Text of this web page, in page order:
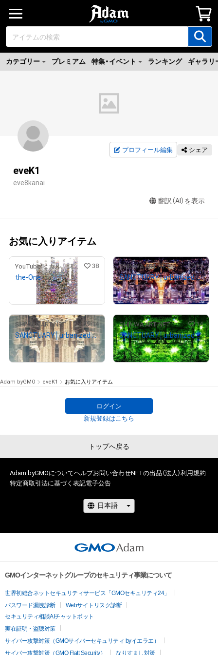
カテゴリー プレミアム 特集・イベント ランキング ギャラリ
プロフィール編集 シェア
eveK1
eve8kanai
翻訳（AI）を表示
お気に入りアイテム
YouTuberヒカル スペシャルコンテンツストア 38
the-One
9,900,000
SHINWA ART NFT 13
SANCTUARY│urbanized nature No.0386-2-5 Ed.1/1
¥390,000
SHINWA ART NFT 14
SANCTUARY│urbanized nature No.3407-3-1 Ed.1/10
¥180,000
SHINWA ART NFT 14
SANCTUARY│urbanized nature No.9075-4-1 Ed.1/4
¥158,000
Adam byGMO eveK1 お気に入りアイテム
ログイン
新規登録はこちら
トップへ戻る
Adam byGMOについてヘルプお問い合わせNFTの出品（法人）利用規約
特定商取引法に基づく表記電子公告
GMOインターネットグループのセキュリティ事業について
世界初総合ネットセキュリティサービス「GMOセキュリティ24」
パスワード漏洩診断
Webサイトリスク診断
セキュリティ相談AIチャットボット
実在証明・盗聴対策
サイバー攻撃対策（GMOサイバーセキュリティ byイエラエ）
サイバー攻撃対策（GMO Flatt Security）
なりすまし対策